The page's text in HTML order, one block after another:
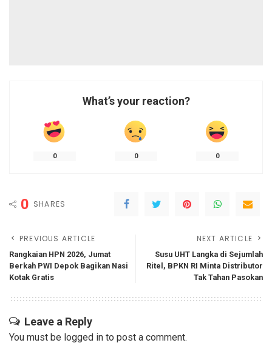
What’s your reaction?
0 0 0
0 SHARES
PREVIOUS ARTICLE
Rangkaian HPN 2026, Jumat
Berkah PWI Depok Bagikan Nasi
Kotak Gratis
NEXT ARTICLE
Susu UHT Langka di Sejumlah
Ritel, BPKN RI Minta Distributor
Tak Tahan Pasokan
Leave a Reply
You must be logged in to post a comment.